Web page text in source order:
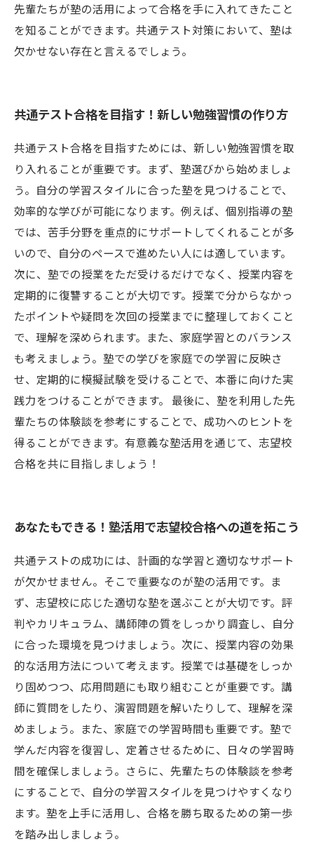
先輩たちが塾の活用によって合格を手に入れてきたこと
を知ることができます。共通テスト対策において、塾は
欠かせない存在と言えるでしょう。
共通テスト合格を目指す！新しい勉強習慣の作り方
共通テスト合格を目指すためには、新しい勉強習慣を取
り入れることが重要です。まず、塾選びから始めましょ
う。自分の学習スタイルに合った塾を見つけることで、
効率的な学びが可能になります。例えば、個別指導の塾
では、苦手分野を重点的にサポートしてくれることが多
いので、自分のペースで進めたい人には適しています。
次に、塾での授業をただ受けるだけでなく、授業内容を
定期的に復讐することが大切です。授業で分からなかっ
たポイントや疑問を次回の授業までに整理しておくこと
で、理解を深められます。また、家庭学習とのバランス
も考えましょう。塾での学びを家庭での学習に反映さ
せ、定期的に模擬試験を受けることで、本番に向けた実
践力をつけることができます。 最後に、塾を利用した先
輩たちの体験談を参考にすることで、成功へのヒントを
得ることができます。有意義な塾活用を通じて、志望校
合格を共に目指しましょう！
あなたもできる！塾活用で志望校合格への道を拓こう
共通テストの成功には、計画的な学習と適切なサポート
が欠かせません。そこで重要なのが塾の活用です。ま
ず、志望校に応じた適切な塾を選ぶことが大切です。評
判やカリキュラム、講師陣の質をしっかり調査し、自分
に合った環境を見つけましょう。次に、授業内容の効果
的な活用方法について考えます。授業では基礎をしっか
り固めつつ、応用問題にも取り組むことが重要です。講
師に質問をしたり、演習問題を解いたりして、理解を深
めましょう。また、家庭での学習時間も重要です。塾で
学んだ内容を復習し、定着させるために、日々の学習時
間を確保しましょう。さらに、先輩たちの体験談を参考
にすることで、自分の学習スタイルを見つけやすくなり
ます。塾を上手に活用し、合格を勝ち取るための第一歩
を踏み出しましょう。